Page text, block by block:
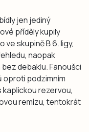
jen jediný
příděly kupily
ve skupině B 6. ligy,
naopak
debaklu. Fanoušci
oproti podzimním
kaplickou rezervou,
remízu, tentokrát